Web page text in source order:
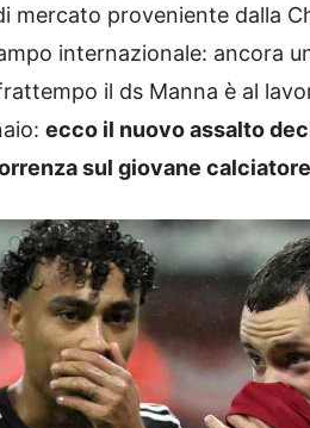
mercato proveniente dalla
internazionale: ancora
il ds Manna è al
ecco il nuovo assalto
sul giovane